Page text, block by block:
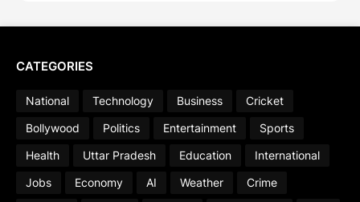
CATEGORIES
National Technology Business
Cricket
Bollywood
Politics Entertainment
Sports
Health
Uttar Pradesh Education
International
Jobs
Economy AI Weather
Crime